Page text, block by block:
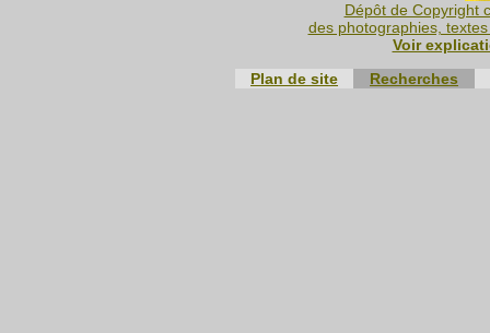
Dépôt de Copyright
des photographies,
Voir
Plan de site
Recherches